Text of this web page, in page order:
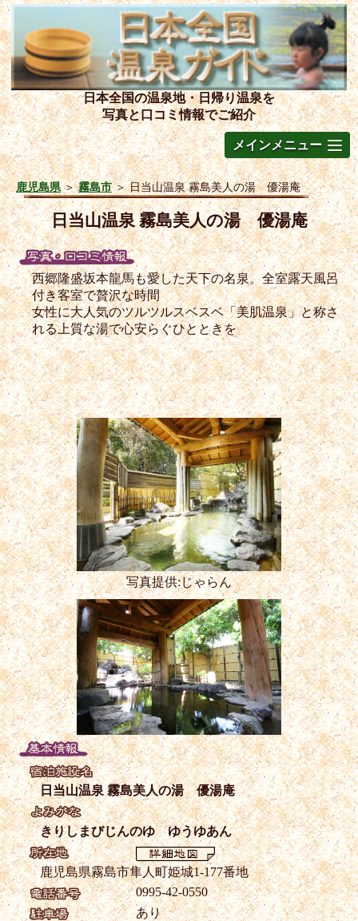
日本全国の温泉地・日帰り温泉を
写真と口コミ情報でご紹介
メインメニュー
鹿児島県＞霧島市＞日当山温泉 霧島美人の湯 優湯庵
日当山温泉 霧島美人の湯 優湯庵
西郷隆盛坂本龍馬も愛した天下の名泉。全室露天風呂
付き客室で贅沢な時間
女性に大人気のツルツルスベスベ「美肌温泉」と称さ
れる上質な湯で心安らぐひとときを
写真提供:じゃらん
日当山温泉 霧島美人の湯 優湯庵
きりしまびじんのゆ ゆうゆあん
鹿児島県霧島市隼人町姫城1-177番地
0995-42-0550
あり